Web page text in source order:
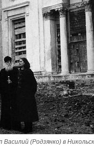
Василий (Родзянко) в